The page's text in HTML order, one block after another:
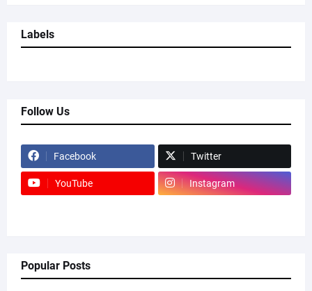
Labels
Follow Us
Facebook Twitter
YouTube Instagram
Popular Posts